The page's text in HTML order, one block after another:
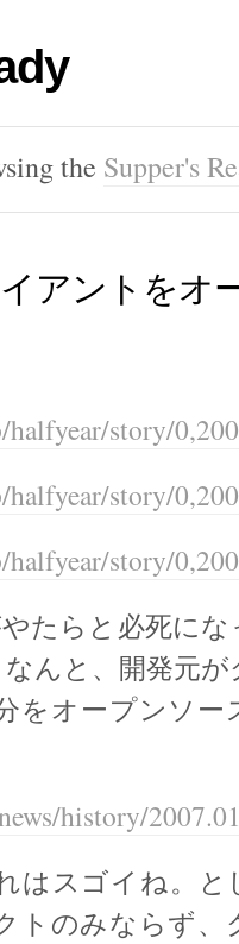
the Supper's
アントをオ
story/
story/
story/
たらと必死に
なんと、開発元
をオープンソ
history/
はスゴイね。と
トのみならず、